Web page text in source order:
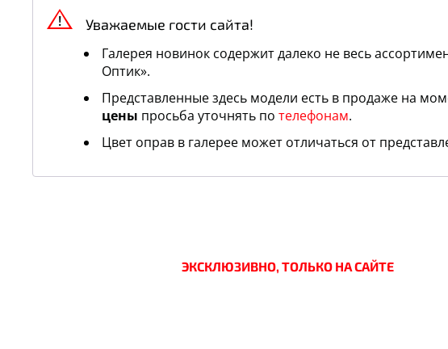
Уважаемые гости сайта!
Галерея новинок содержит далеко не весь
Оптик».
Представленные здесь модели есть в продаже на
цены просьба уточнять потелефонам.
Цвет оправ в галерее может отличаться от
ЭКСКЛЮЗИВНО, ТОЛЬКО НА САЙТЕ